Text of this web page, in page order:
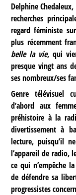
Delphine
recherches
regard féministe
plus récemment
belle la vie, qui
presque vingt ans
ses nombreux/ses
Genre télévisuel
d’abord aux
préhistoire à la
divertissement à
lecture, puisqu’il
l’appareil de radio,
ce qui n’empêche
de défendre sa
progressistes